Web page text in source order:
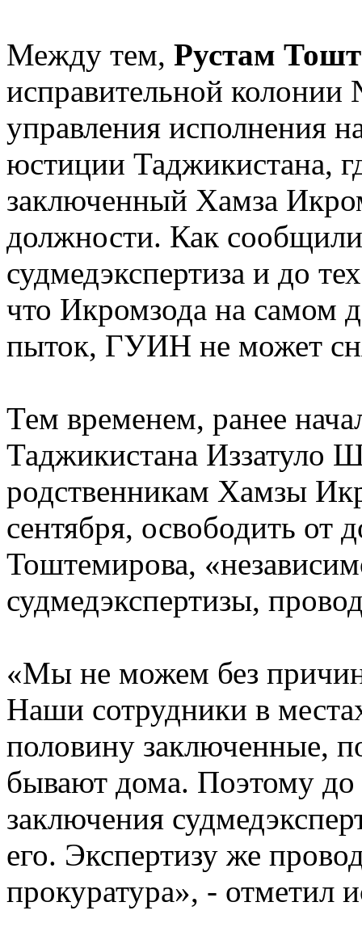
Между тем, Рустам
исправительной
управления исполнения
юстиции Таджикистана,
заключенный Хамза
должности. Как
судмедэкспертиза и до
что Икромзода на самом
пыток, ГУИН не может
Тем временем, ранее
Таджикистана Иззатуло
родственникам Хамзы
сентября, освободить от
Тоштемирова,
судмедэкспертизы,
«Мы не можем без причин
Наши сотрудники в
половину заключенные,
бывают дома. Поэтому до
заключения
его. Экспертизу же
прокуратура», - отметил